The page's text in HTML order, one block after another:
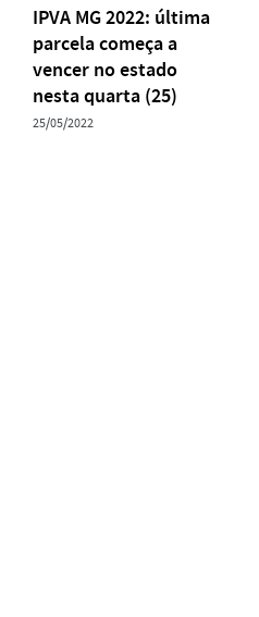
IPVA MG 2022: última
parcela começa a
vencer no estado
nesta quarta (25)
25/05/2022